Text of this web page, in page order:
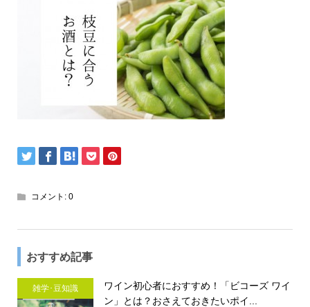
コメント: 0
おすすめ記事
雑学･豆知識
ワイン初心者におすすめ！「ビコーズ ワイ
ン」とは？おさえておきたいポイ...